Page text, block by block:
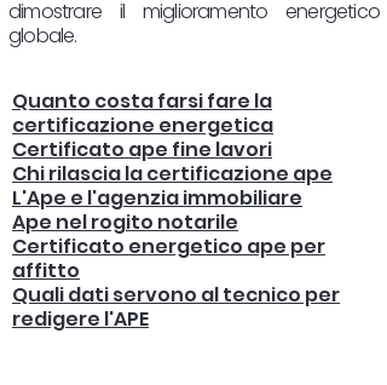
dimostrare il miglioramento energetico
globale.
Quanto costa farsi fare la
certificazione energetica
Certificato ape fine lavori
Chi rilascia la certificazione ape
L'Ape e l'agenzia immobiliare
Ape nel rogito notarile
Certificato energetico ape per
affitto
Quali dati servono al tecnico per
redigere l'APE